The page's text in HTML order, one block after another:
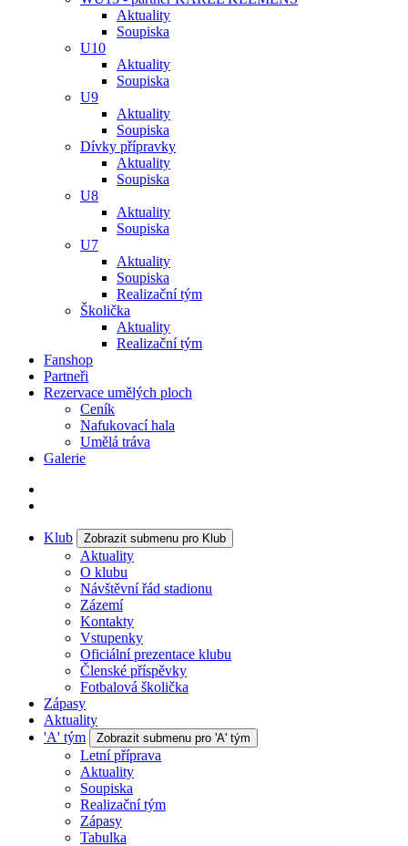
Aktuality
Soupiska
U10
Aktuality
Soupiska
U9
Aktuality
Soupiska
Dívky přípravky
Aktuality
Soupiska
U8
Aktuality
Soupiska
U7
Aktuality
Soupiska
Realizační tým
Školička
Aktuality
Realizační tým
Fanshop
Partneři
Rezervace umělých ploch
Ceník
Nafukovací hala
Umělá tráva
Galerie
Klub Zobrazit submenu pro Klub
Aktuality
O klubu
Návštěvní řád stadionu
Zázemí
Kontakty
Vstupenky
Oficiální prezentace klubu
Členské příspěvky
Fotbalová školička
Zápasy
Aktuality
'A' tým
Zobrazit submenu pro 'A' tým
Letní příprava
Aktuality
Soupiska
Realizační tým
Zápasy
Tabulka